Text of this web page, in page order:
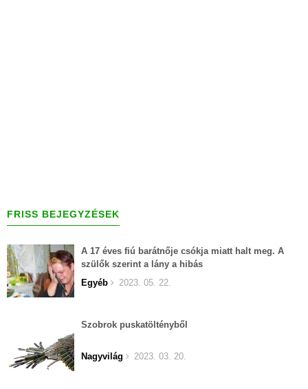
FRISS BEJEGYZÉSEK
A 17 éves fiú barátnője csókja miatt halt meg. A
szülők szerint a lány a hibás
Egyéb
2023. 05. 22.
Szobrok puskatöltényből
Nagyvilág 2023. 03. 20.